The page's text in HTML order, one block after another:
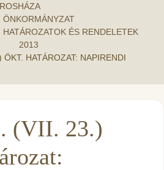
ÖNKORMÁNYZAT
ÉS RENDELETEK
2013
HATÁROZAT: NAPIRENDI
(VII. 23.)